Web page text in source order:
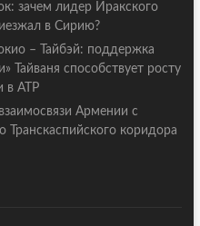
зачем лидер Иракского
в Сирию?
– Тайбэй: поддержка
Тайваня способствует росту
в АТР
Армении с
Транскаспийского коридора